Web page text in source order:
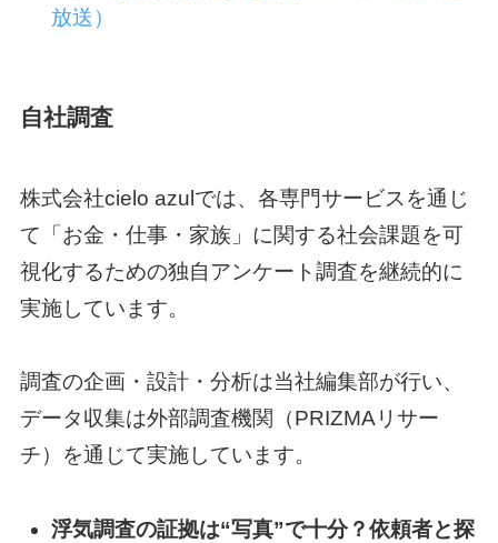
放送）
自社調査
株式会社cielo azulでは、各専門サービスを通じ
て「お金・仕事・家族」に関する社会課題を可
視化するための独自アンケート調査を継続的に
実施しています。
調査の企画・設計・分析は当社編集部が行い、
データ収集は外部調査機関（PRIZMAリサー
チ）を通じて実施しています。
浮気調査の証拠は“写真”で十分？依頼者と探